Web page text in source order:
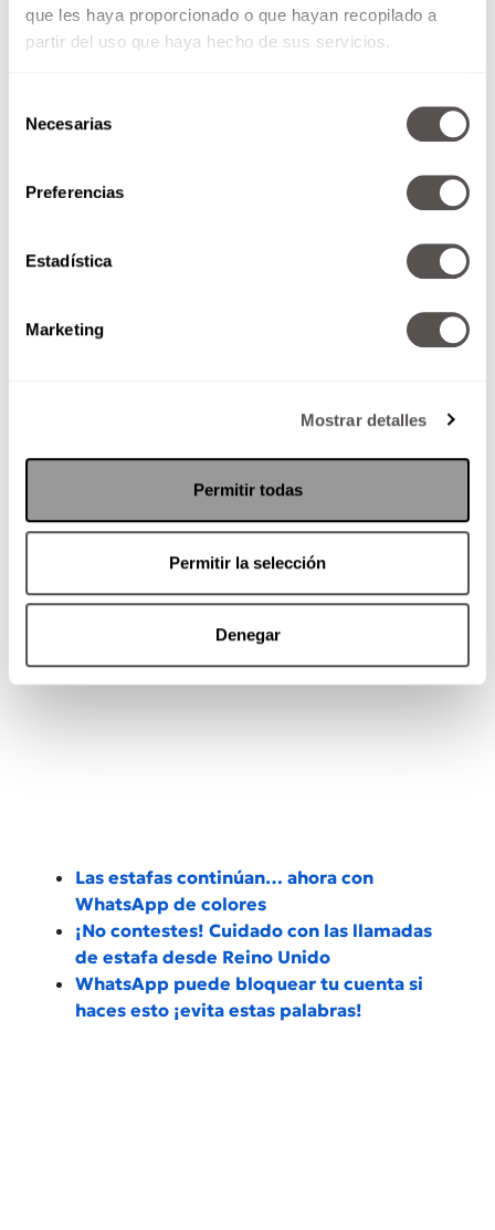
que les haya proporcionado o que hayan recopilado a
partir del uso que haya hecho de sus servicios.
Necesarias
Preferencias
Estadística
Marketing
Mostrar detalles
Permitir todas
Permitir la selección
Denegar
cel.
Descarga apps solo de lugares oficiales.
husmeando donde no debe. La privacidad no se
básicamente guarda tu vida entera.
Las estafas continúan… ahora con
WhatsApp de colores
¡No contestes! Cuidado con las llamadas
de estafa desde Reino Unido
WhatsApp puede bloquear tu cuenta si
haces esto ¡evita estas palabras!